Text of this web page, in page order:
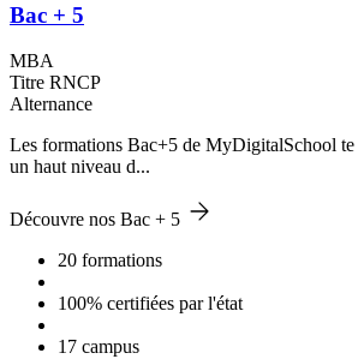
Bac + 5
MBA
Titre RNCP
Alternance
Les formations Bac+5 de MyDigitalSchool te
un haut niveau d...
Découvre nos Bac + 5
20 formations
100% certifiées par l'état
17 campus